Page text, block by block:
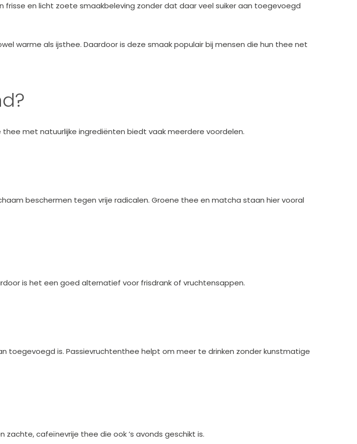
en licht zoete smaakbeleving zonder dat daar veel suiker aan toegevoegd
warme als ijsthee. Daardoor is deze smaak populair bij mensen die hun thee net
met natuurlijke ingrediënten biedt vaak meerdere voordelen.
beschermen tegen vrije radicalen. Groene thee en matcha staan hier vooral
is het een goed alternatief voor frisdrank of vruchtensappen.
toegevoegd is. Passievruchtenthee helpt om meer te drinken zonder kunstmatige
cafeïnevrije thee die ook ’s avonds geschikt is.